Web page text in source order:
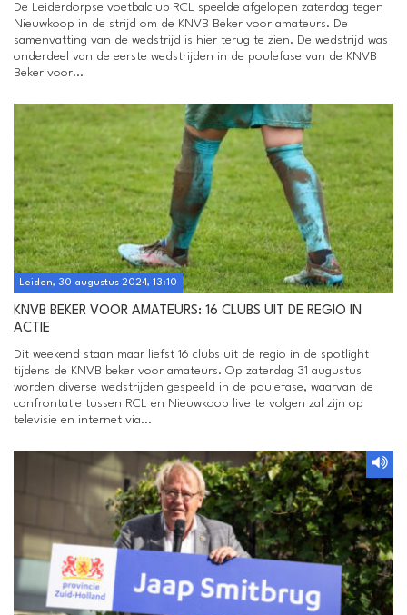
De Leiderdorpse voetbalclub RCL speelde afgelopen zaterdag tegen
Nieuwkoop in de strijd om de KNVB Beker voor amateurs. De
samenvatting van de wedstrijd is hier terug te zien. De wedstrijd was
onderdeel van de eerste wedstrijden in de poulefase van de KNVB
Beker voor...
Leiden, 30 augustus 2024, 13:10
KNVB BEKER VOOR AMATEURS: 16 CLUBS UIT DE REGIO IN
ACTIE
Dit weekend staan maar liefst 16 clubs uit de regio in de spotlight
tijdens de KNVB beker voor amateurs. Op zaterdag 31 augustus
worden diverse wedstrijden gespeeld in de poulefase, waarvan de
confrontatie tussen RCL en Nieuwkoop live te volgen zal zijn op
televisie en internet via...